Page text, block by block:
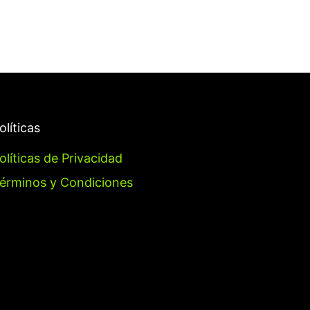
de Privacidad
y Condiciones